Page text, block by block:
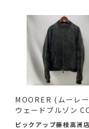
MOORER (ムーレ
ウェードブルゾン
I-UR ...
ピックアップ藤枝高洲店